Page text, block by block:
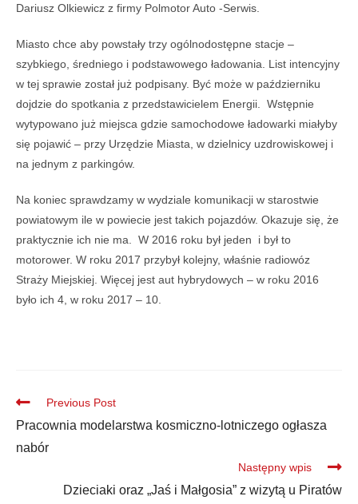
Dariusz Olkiewicz z firmy Polmotor Auto -Serwis.
Miasto chce aby powstały trzy ogólnodostępne stacje –
szybkiego, średniego i podstawowego ładowania. List intencyjny
w tej sprawie został już podpisany. Być może w październiku
dojdzie do spotkania z przedstawicielem Energii. Wstępnie
wytypowano już miejsca gdzie samochodowe ładowarki miałyby
się pojawić – przy Urzędzie Miasta, w dzielnicy uzdrowiskowej i
na jednym z parkingów.
Na koniec sprawdzamy w wydziale komunikacji w starostwie
powiatowym ile w powiecie jest takich pojazdów. Okazuje się, że
praktycznie ich nie ma. W 2016 roku był jeden i był to
motorower. W roku 2017 przybył kolejny, właśnie radiowóz
Straży Miejskiej. Więcej jest aut hybrydowych – w roku 2016
było ich 4, w roku 2017 – 10.
Previous Post
Pracownia modelarstwa kosmiczno-lotniczego ogłasza
nabór
Następny wpis
Dzieciaki oraz „Jaś i Małgosia” z wizytą u Piratów